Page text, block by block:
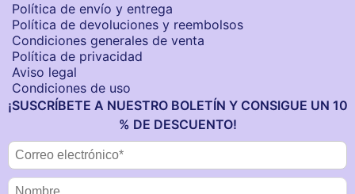
Política de envío y entrega
Política de devoluciones y reembolsos
Condiciones generales de venta
Política de privacidad
Aviso legal
Condiciones de uso
¡SUSCRÍBETE A NUESTRO BOLETÍN Y CONSIGUE UN 10
% DE DESCUENTO!